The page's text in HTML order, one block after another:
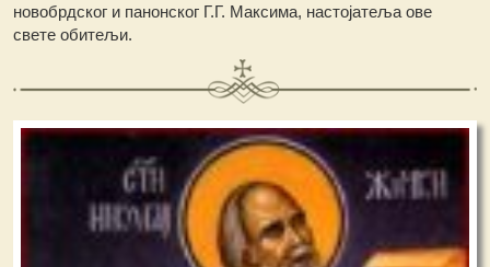
новобрдског и панонског Г.Г. Максима, настојатеља ове
свете обитељи.